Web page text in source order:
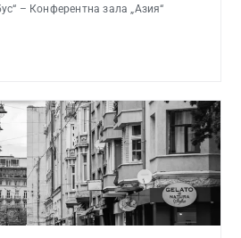
– Конферентна зала „Азия“